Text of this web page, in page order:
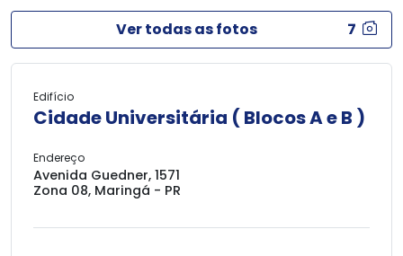
Ver todas as fotos 7
Edifício
Cidade Universitária ( Blocos A e B )
Endereço
Avenida Guedner, 1571
Zona 08, Maringá - PR